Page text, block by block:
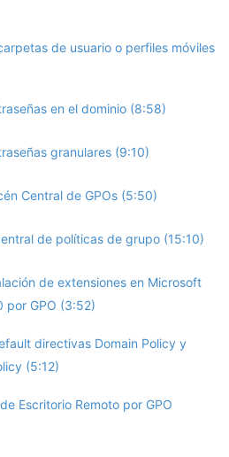
de usuario o perfiles móviles
en el dominio (8:58)
granulares (9:10)
Central de GPOs (5:50)
de políticas de grupo (15:10)
de extensiones en Microsoft
por GPO (3:52)
directivas Domain Policy y
(5:12)
Escritorio Remoto por GPO